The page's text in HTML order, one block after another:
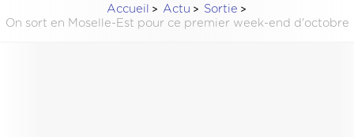
Accueil Actu
Sortie
On sort en Moselle-Est pour ce premier week-end d'octobre